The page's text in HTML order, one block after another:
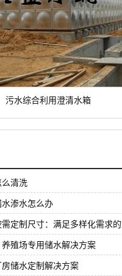
污水综合利用澄清水箱
清洗
渗水怎么办
定制尺寸：满足多样化需求
殖场专用储水解决方案
储水定制解决方案